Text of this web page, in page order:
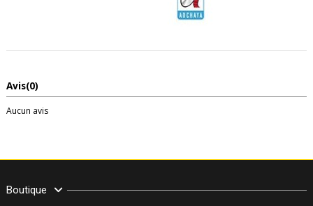
Avis(0)
Aucun avis
Boutique